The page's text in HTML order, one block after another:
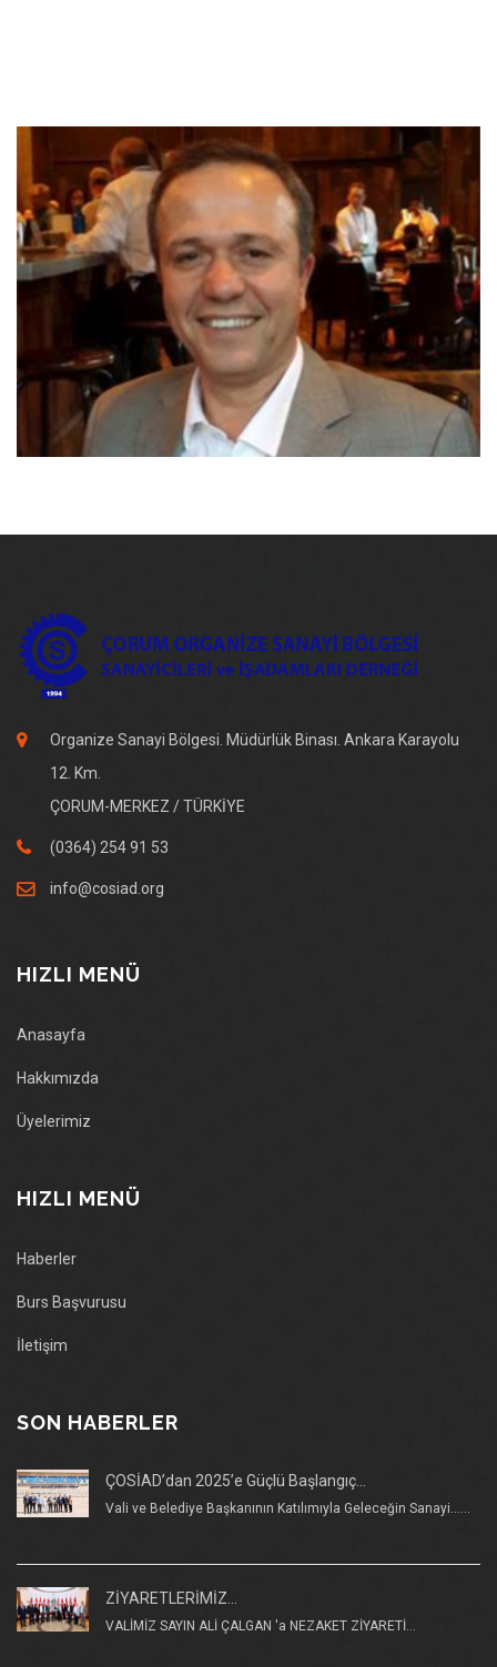
Organize Sanayi Bölgesi. Müdürlük Binası. Ankara Karayolu
12. Km.
ÇORUM-MERKEZ / TÜRKİYE
(0364) 254 91 53
info@cosiad.org
HIZLI MENÜ
Anasayfa
Hakkımızda
Üyelerimiz
HIZLI MENÜ
Haberler
Burs Başvurusu
İletişim
SON HABERLER
ÇOSİAD’dan 2025’e Güçlü Başlangıç...
Vali ve Belediye Başkanının Katılımıyla Geleceğin Sanayi......
ZİYARETLERİMİZ...
VALİMİZ SAYIN ALİ ÇALGAN 'a NEZAKET ZİYARETİ...